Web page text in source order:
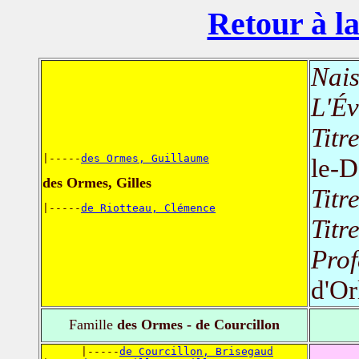
Retour à
|-----des Ormes, Guillaume
des Ormes, Gilles
|-----de Riotteau, Clémence
le-
Famille des Ormes - de Courcillon
      |-----
de Courcillon, Brisegaud